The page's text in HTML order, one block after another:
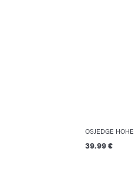
39.99 €